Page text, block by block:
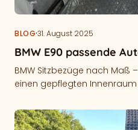
BLOG·31. August 2025
BMW E90 passende
BMW Sitzbezüge nach Maß
einen gepflegten Innenraum